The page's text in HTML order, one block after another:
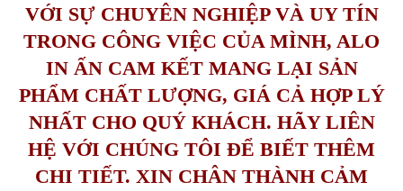
VỚI SỰ CHUYÊN NGHIỆP VÀ UY TÍN
TRONG CÔNG VIỆC CỦA MÌNH, ALO
IN ẤN CAM KẾT MANG LẠI SẢN
PHẨM CHẤT LƯỢNG, GIÁ CẢ HỢP LÝ
NHẤT CHO QUÝ KHÁCH. HÃY LIÊN
HỆ VỚI CHÚNG TÔI ĐỂ BIẾT THÊM
CHI TIẾT. XIN CHÂN THÀNH CẢM